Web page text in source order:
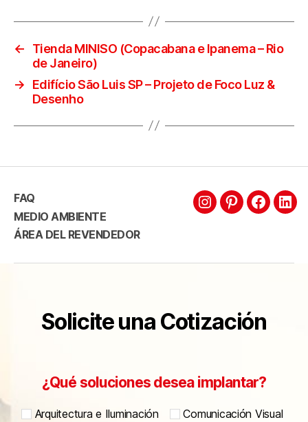
←
Tienda MINISO (Copacabana e Ipanema – Rio
de Janeiro)
→
Edifício São Luis SP – Projeto de Foco Luz &
Desenho
FAQ
MEDIO AMBIENTE
ÁREA DEL REVENDEDOR
Solicite una Cotización
¿Qué soluciones desea implantar?
Arquitectura e Iluminación
Comunicación Visual